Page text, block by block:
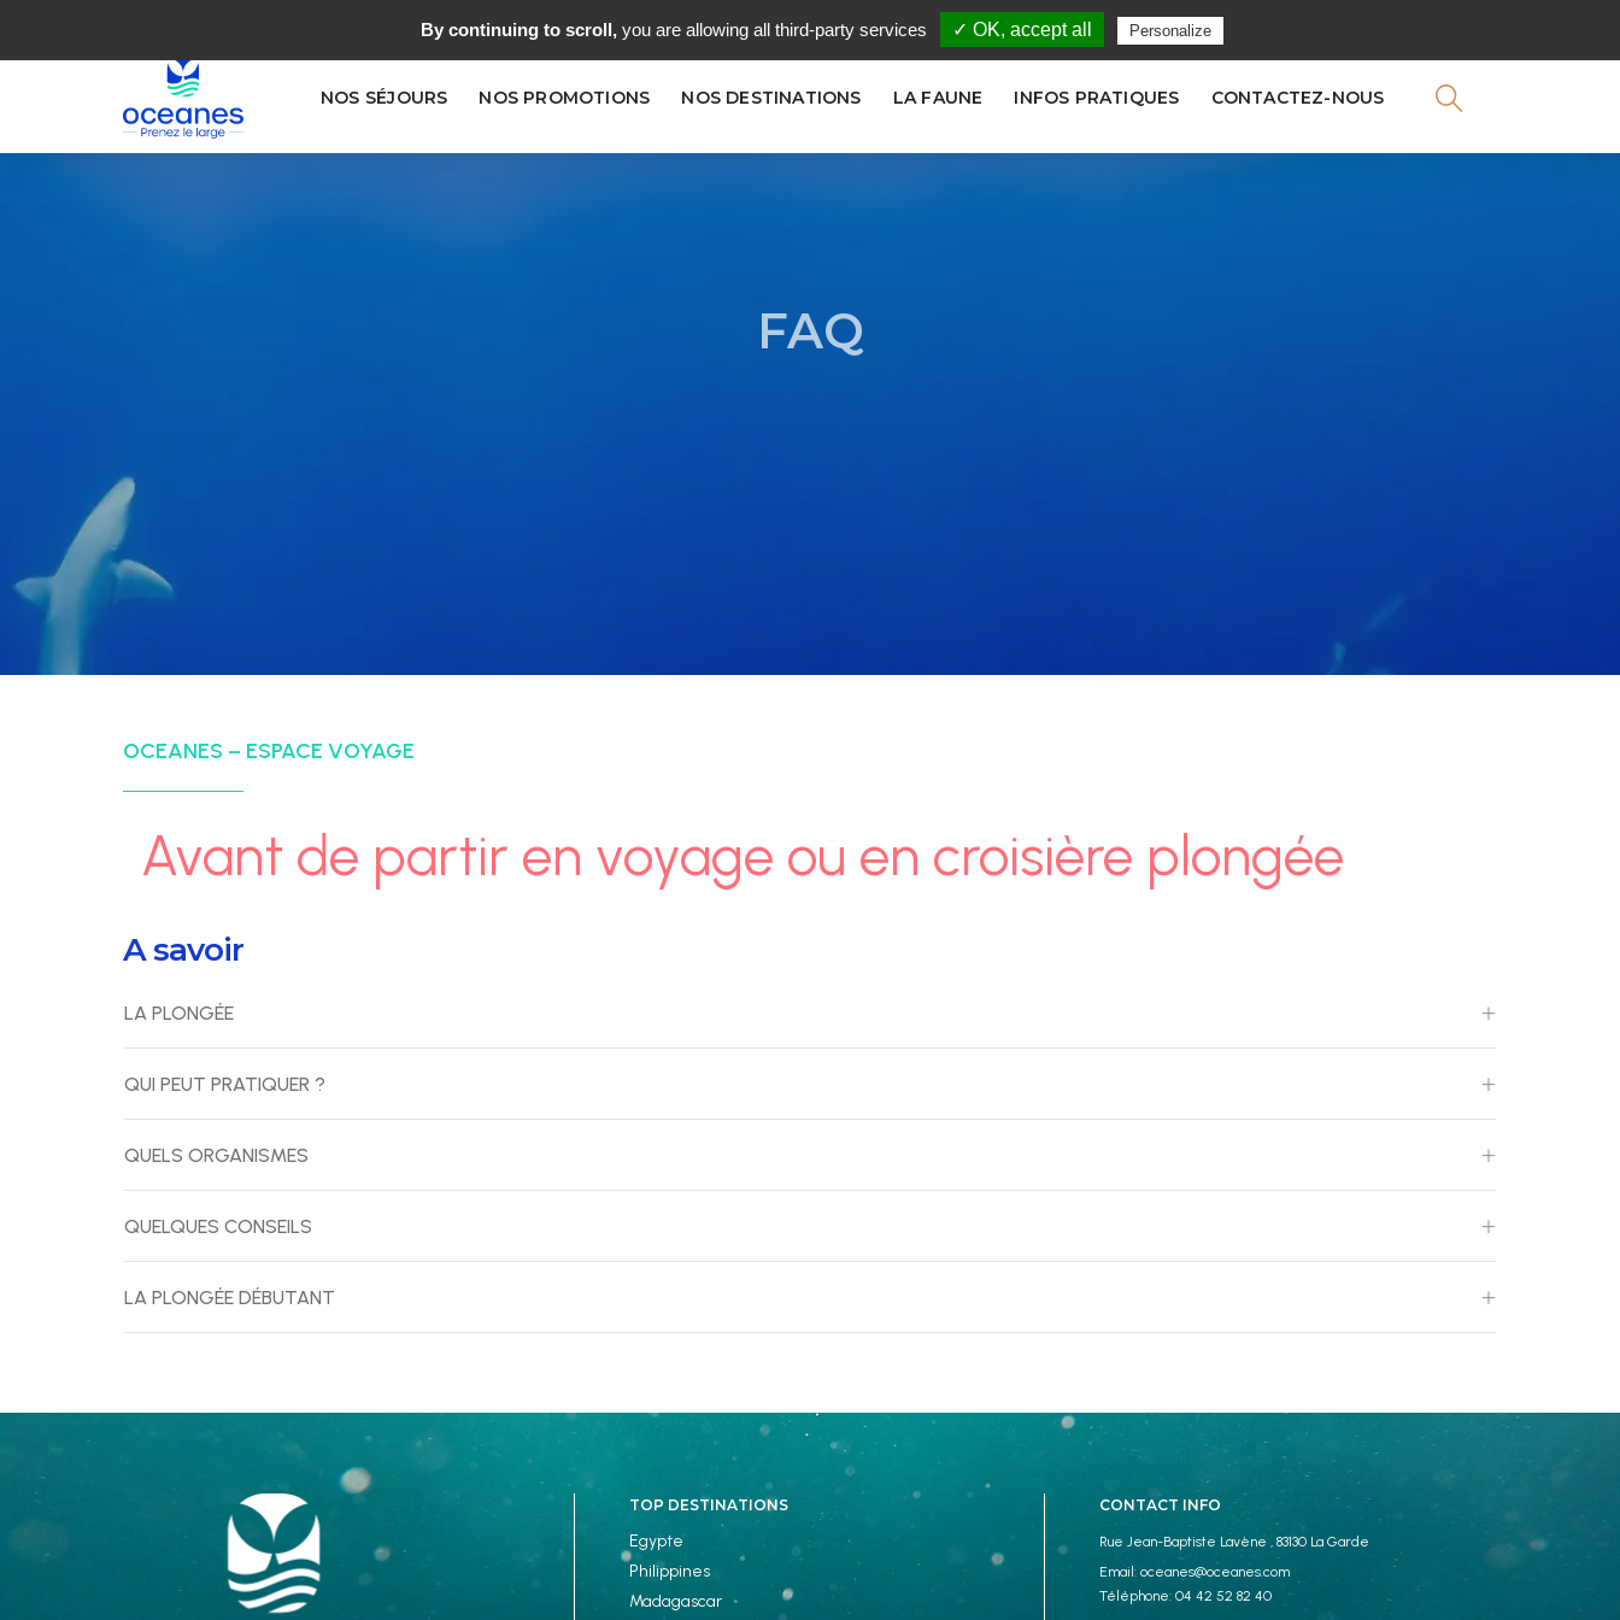
OCEANES@OCEANES.COM NEWSLETTER
NOS SÉJOURS NOS PROMOTIONS NOS DESTINATIONS LA FAUNE INFOS PRATIQUES CONTACTEZ-NOUS
FAQ
OCEANES – ESPACE VOYAGE
Avant de partir en voyage ou en croisière plongée
A savoir
LA PLONGÉE
QUI PEUT PRATIQUER ?
QUELS ORGANISMES
QUELQUES CONSEILS
LA PLONGÉE DÉBUTANT
TOP DESTINATIONS
Egypte
Philippines
Madagascar
CONTACT INFO
Rue Jean-Baptiste Lavène , 83130 La Garde
Email: oceanes@oceanes.com
Téléphone: 04 42 52 82 40
By continuing to scroll, you are allowing all third-party services ✓ OK, accept all Personalize